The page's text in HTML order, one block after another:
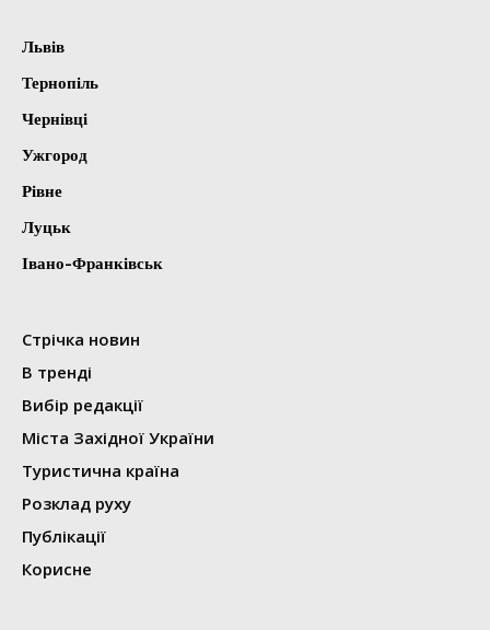
Львів
Тернопіль
Чернівці
Ужгород
Рівне
Луцьк
Івано-Франківськ
Стрічка новин
В тренді
Вибір редакції
Міста Західної України
Туристична країна
Розклад руху
Публікації
Корисне